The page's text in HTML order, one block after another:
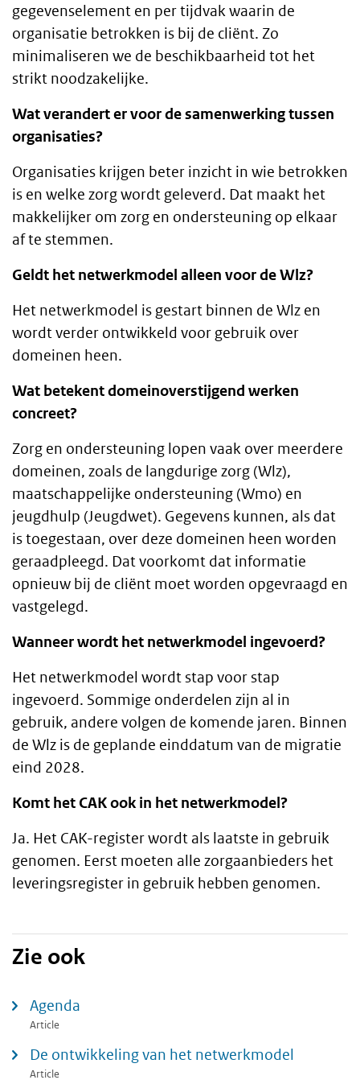
gegevenselement en per tijdvak waarin de
organisatie betrokken is bij de cliënt. Zo
minimaliseren we de beschikbaarheid tot het
strikt noodzakelijke.
Wat verandert er voor de samenwerking tussen
organisaties?
Organisaties krijgen beter inzicht in wie betrokken
is en welke zorg wordt geleverd. Dat maakt het
makkelijker om zorg en ondersteuning op elkaar
af te stemmen.
Geldt het netwerkmodel alleen voor de Wlz?
Het netwerkmodel is gestart binnen de Wlz en
wordt verder ontwikkeld voor gebruik over
domeinen heen.
Wat betekent domeinoverstijgend werken
concreet?
Zorg en ondersteuning lopen vaak over meerdere
domeinen, zoals de langdurige zorg (Wlz),
maatschappelijke ondersteuning (Wmo) en
jeugdhulp (Jeugdwet). Gegevens kunnen, als dat
is toegestaan, over deze domeinen heen worden
geraadpleegd. Dat voorkomt dat informatie
opnieuw bij de cliënt moet worden opgevraagd en
vastgelegd.
Wanneer wordt het netwerkmodel ingevoerd?
Het netwerkmodel wordt stap voor stap
ingevoerd. Sommige onderdelen zijn al in
gebruik, andere volgen de komende jaren. Binnen
de Wlz is de geplande einddatum van de migratie
eind 2028.
Komt het CAK ook in het netwerkmodel?
Ja. Het CAK-register wordt als laatste in gebruik
genomen. Eerst moeten alle zorgaanbieders het
leveringsregister in gebruik hebben genomen.
Zie ook
Agenda
Article
De ontwikkeling van het netwerkmodel
Article